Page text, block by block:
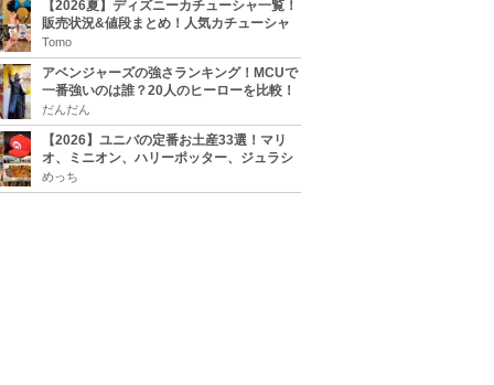
【2026夏】ディズニーカチューシャ一覧！
販売状況&値段まとめ！人気カチューシャ
をチェック
Tomo
アベンジャーズの強さランキング！MCUで
一番強いのは誰？20人のヒーローを比較！
だんだん
【2026】ユニバの定番お土産33選！マリ
オ、ミニオン、ハリーポッター、ジュラシ
ックパーク、セサミ、SINGなどのグッズ情
報
めっち